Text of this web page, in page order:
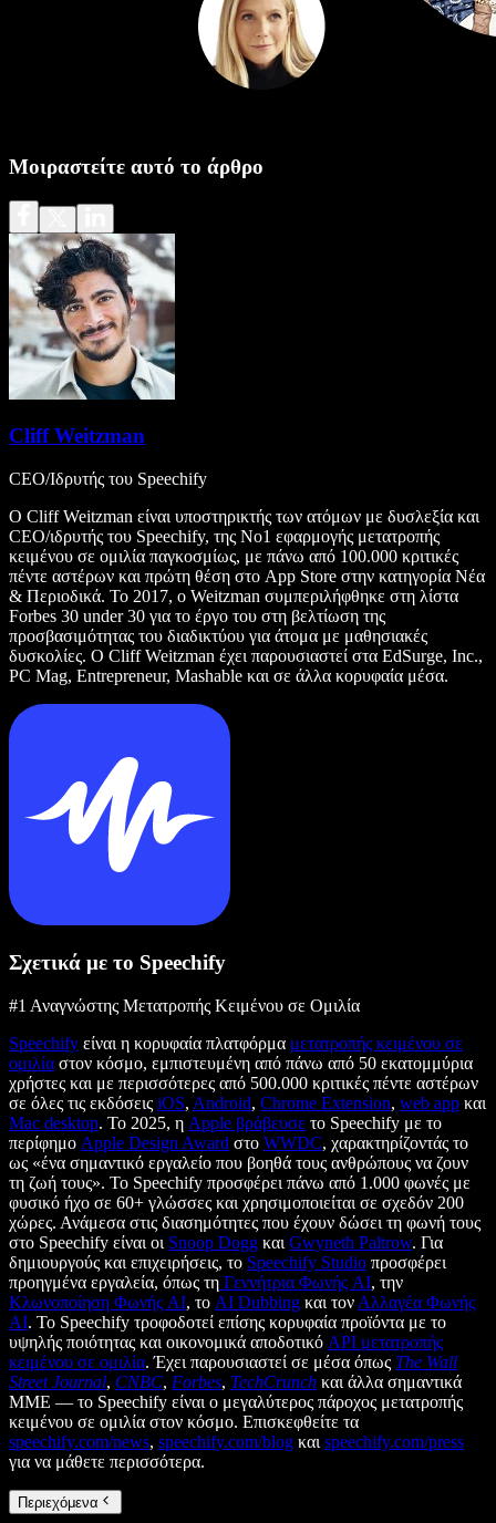
Μοιραστείτε αυτό το άρθρο
Cliff Weitzman
CEO/Ιδρυτής του Speechify
Ο Cliff Weitzman είναι υποστηρικτής των ατόμων με δυσλεξία και
CEO/ιδρυτής του Speechify, της Νο1 εφαρμογής μετατροπής
κειμένου σε ομιλία παγκοσμίως, με πάνω από 100.000 κριτικές
πέντε αστέρων και πρώτη θέση στο App Store στην κατηγορία Νέα
& Περιοδικά. Το 2017, ο Weitzman συμπεριλήφθηκε στη λίστα
Forbes 30 under 30 για το έργο του στη βελτίωση της
προσβασιμότητας του διαδικτύου για άτομα με μαθησιακές
δυσκολίες. Ο Cliff Weitzman έχει παρουσιαστεί στα EdSurge, Inc.,
PC Mag, Entrepreneur, Mashable και σε άλλα κορυφαία μέσα.
Σχετικά με το Speechify
#1 Αναγνώστης Μετατροπής Κειμένου σε Ομιλία
Speechify είναι η κορυφαία πλατφόρμα μετατροπής κειμένου σε
ομιλία στον κόσμο, εμπιστευμένη από πάνω από 50 εκατομμύρια
χρήστες και με περισσότερες από 500.000 κριτικές πέντε αστέρων
σε όλες τις εκδόσεις iOS, Android, Chrome Extension, web app και
Mac desktop. Το 2025, η Apple βράβευσε το Speechify με το
περίφημο Apple Design Award στο WWDC, χαρακτηρίζοντάς το
ως «ένα σημαντικό εργαλείο που βοηθά τους ανθρώπους να ζουν
τη ζωή τους». Το Speechify προσφέρει πάνω από 1.000 φωνές με
φυσικό ήχο σε 60+ γλώσσες και χρησιμοποιείται σε σχεδόν 200
χώρες. Ανάμεσα στις διασημότητες που έχουν δώσει τη φωνή τους
στο Speechify είναι οι Snoop Dogg και Gwyneth Paltrow. Για
δημιουργούς και επιχειρήσεις, το Speechify Studio προσφέρει
προηγμένα εργαλεία, όπως τη Γεννήτρια Φωνής AI, την
Κλωνοποίηση Φωνής AI, το AI Dubbing και τον Αλλαγέα Φωνής
AI. Το Speechify τροφοδοτεί επίσης κορυφαία προϊόντα με το
υψηλής ποιότητας και οικονομικά αποδοτικό API μετατροπής
κειμένου σε ομιλία. Έχει παρουσιαστεί σε μέσα όπως The Wall
Street Journal, CNBC, Forbes, TechCrunch και άλλα σημαντικά
ΜΜΕ — το Speechify είναι ο μεγαλύτερος πάροχος μετατροπής
κειμένου σε ομιλία στον κόσμο. Επισκεφθείτε τα
speechify.com/news, speechify.com/blog και speechify.com/press
για να μάθετε περισσότερα.
Περιεχόμενα